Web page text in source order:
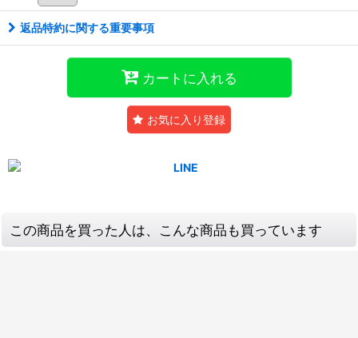
返品特約に関する重要事項
カートに入れる
お気に入り登録
この商品を買った人は、こんな商品も買っています